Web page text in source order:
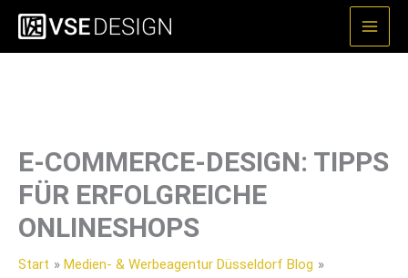
Zum
Inhalt
springen
E-COMMERCE-DESIGN: TIPPS
FÜR ERFOLGREICHE
ONLINESHOPS
Start
Medien- & Werbeagentur Düsseldorf Blog